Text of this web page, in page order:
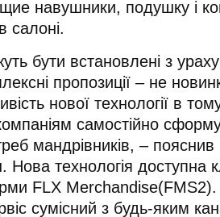
навушники, подушку і
салоні.
бути встановлені з
пропозиції – не
нової технології в
самостійно
мандрівників, –
технологія доступна
FLX
сумісний з будь-яким